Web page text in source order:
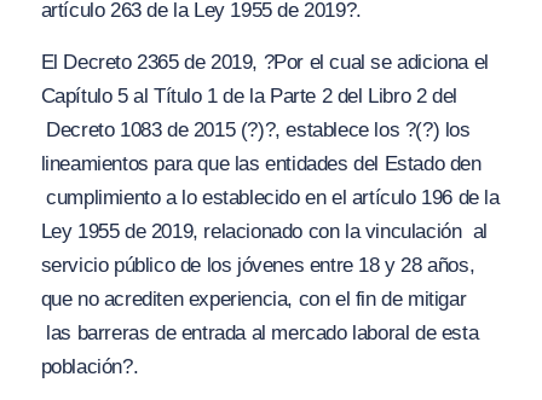
artículo 263 de la Ley 1955 de 2019?.
El Decreto 2365 de 2019, ?Por el cual se adiciona el
Capítulo 5 al Título 1 de la Parte 2 del Libro 2 del
Decreto 1083 de 2015 (?)?, establece los ?(?) los
lineamientos para que las entidades del Estado den
cumplimiento a lo establecido en el artículo 196 de la
Ley 1955 de 2019, relacionado con la vinculación al
servicio público de los jóvenes entre 18 y 28 años,
que no acrediten experiencia, con el fin de mitigar
las barreras de entrada al mercado laboral de esta
población?.